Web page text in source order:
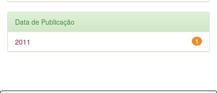
Data de Publicação
1
2011